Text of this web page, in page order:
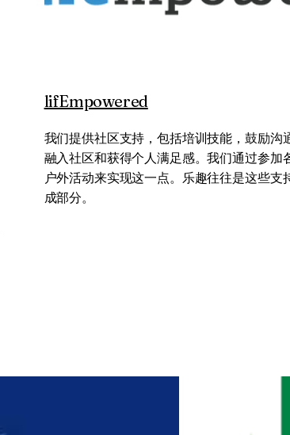
lifEmpowered
我们提供社区支持，包括培训技能，鼓励沟
融入社区和获得个人满足感。我们通过参加
户外活动来实现这一点。乐趣往往是这些支
成部分。